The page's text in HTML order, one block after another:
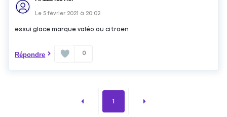
Le 5 février 2021 à 20:02
essui glace marque valéo ou citroen
Répondre 0
1